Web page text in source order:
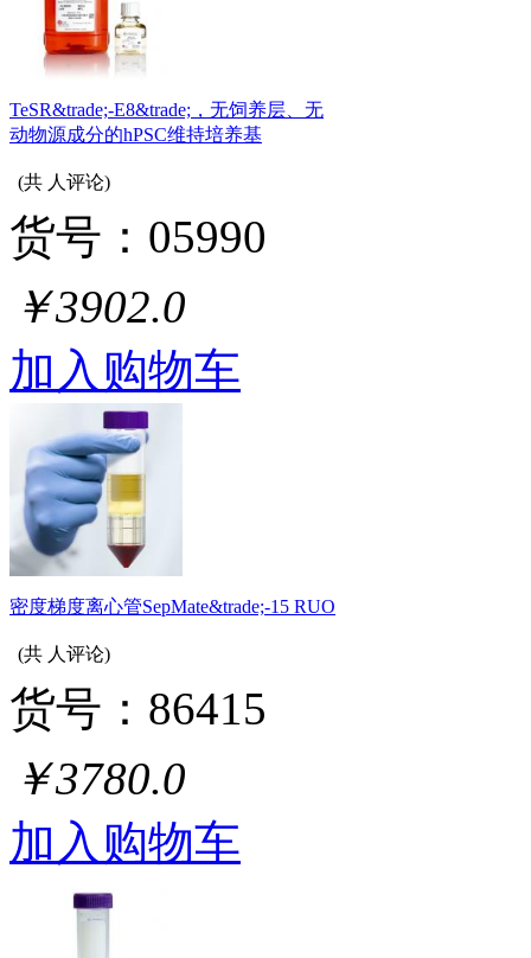
TeSR&trade;-E8&trade;，无饲养层、无
动物源成分的hPSC维持培养基
(共 人评论)
货号：05990
￥3902.0
加入购物车
密度梯度离心管SepMate&trade;-15 RUO
(共 人评论)
货号：86415
￥3780.0
加入购物车